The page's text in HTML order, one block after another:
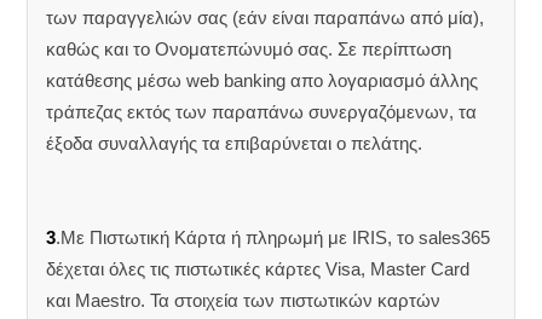
των παραγγελιών σας (εάν είναι παραπάνω από μία),
καθώς και το Ονοματεπώνυμό σας. Σε περίπτωση
κατάθεσης μέσω web banking απο λογαριασμό άλλης
τράπεζας εκτός των παραπάνω συνεργαζόμενων, τα
έξοδα συναλλαγής τα επιβαρύνεται ο πελάτης.
3.Με Πιστωτική Κάρτα ή πληρωμή με IRIS, το sales365
δέχεται όλες τις πιστωτικές κάρτες Visa, Master Card
και Maestro. Τα στοιχεία των πιστωτικών καρτών